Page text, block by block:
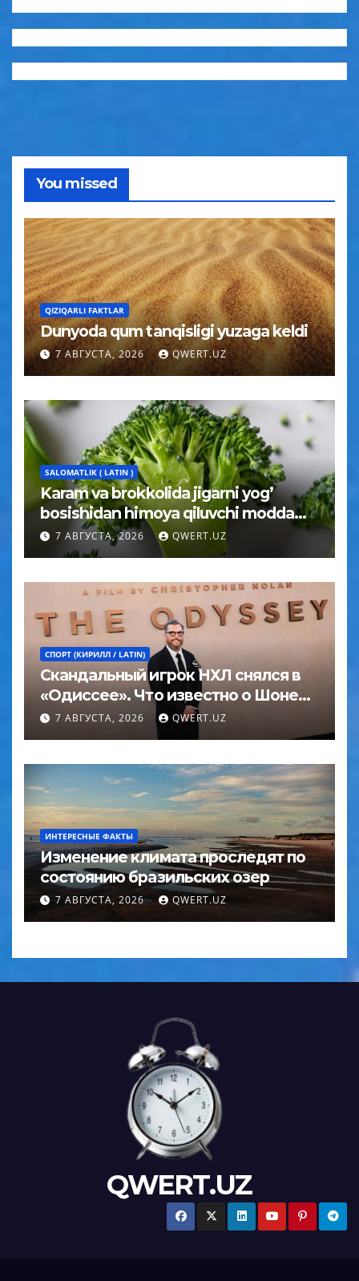
You missed
QIZIQARLI FAKTLAR
Dunyoda qum tanqisligi yuzaga keldi
7 АВГУСТА, 2026 QWERT.UZ
SALOMATLIK ( LATIN )
Karam va brokkolida jigarni yog’
bosishidan himoya qiluvchi modda
topildi
7 АВГУСТА, 2026 QWERT.UZ
СПОРТ (КИРИЛЛ / LATIN)
Скандальный игрок НХЛ снялся в
«Одиссее». Что известно о Шоне
Эйвери
7 АВГУСТА, 2026 QWERT.UZ
ИНТЕРЕСНЫЕ ФАКТЫ
Изменение климата проследят по
состоянию бразильских озер
7 АВГУСТА, 2026 QWERT.UZ
QWERT.UZ